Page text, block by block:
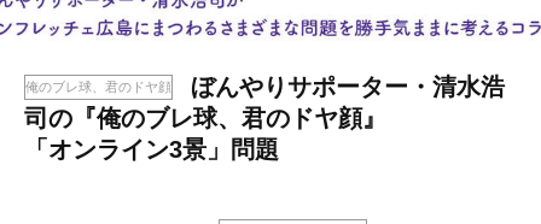
俺のブレ球、君のドヤ顔
ぼんやりサポーター・清水浩
司の『俺のブレ球、君のドヤ顔』
「オンライン3景」問題